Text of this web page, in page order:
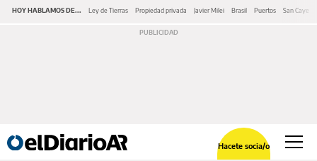
HOY HABLAMOS DE... Ley de Tierras Propiedad privada Javier Milei Brasil Puertos San
Hacete socia/o